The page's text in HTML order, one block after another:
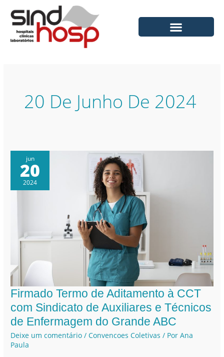
para
conteúdo
20 De Junho De 2024
jun
20
2024
Firmado Termo de Aditamento à CCT
com Sindicato de Auxiliares e Técnicos
de Enfermagem do Grande ABC
Deixe um comentário /Convencoes Coletivas / PorAna
Paula
Firmado
Termo
de
à